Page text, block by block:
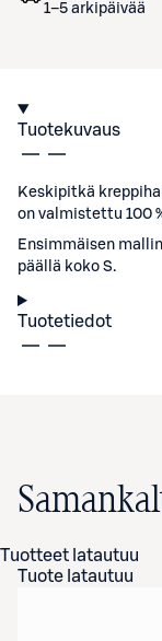
1–5 arkipäivää
Tuotekuvaus
Keskipitkä
on valmistettu 100
Ensimmäisen
päällä koko S.
Tuotetiedot
Tuotteet latautuu
Tuote latautuu